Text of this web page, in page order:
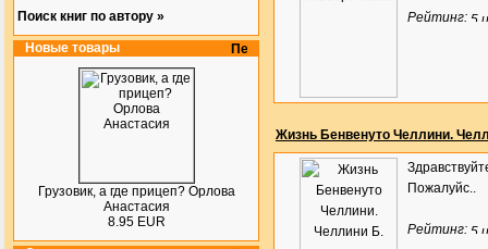
Поиск книг по автору »
Новые товары
Грузовик, а где прицеп? Орлова
Анастасия
8.95 EUR
Рейтинг:
Жизнь Бенвенуто Челлини.
Пожалуйс..
Рейтинг: